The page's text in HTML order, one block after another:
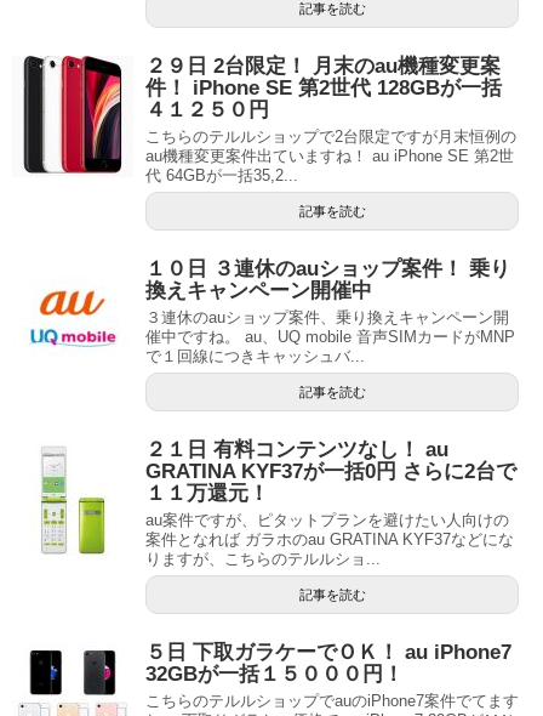
記事を読む
２９日 2台限定！ 月末のau機種変更案
件！ iPhone SE 第2世代 128GBが一括
４１２５０円
こちらのテルルショップで2台限定ですが月末恒例の
au機種変更案件出ていますね！ au iPhone SE 第2世
代 64GBが一括35,2...
記事を読む
１０日 ３連休のauショップ案件！ 乗り
換えキャンペーン開催中
３連休のauショップ案件、乗り換えキャンペーン開
催中ですね。 au、UQ mobile 音声SIMカードがMNP
で１回線につきキャッシュバ...
記事を読む
２１日 有料コンテンツなし！ au
GRATINA KYF37が一括0円 さらに2台で
１１万還元！
au案件ですが、ピタットプランを避けたい人向けの
案件となれば ガラホのau GRATINA KYF37などにな
りますが、こちらのテルルショ...
記事を読む
５日 下取ガラケーでＯＫ！ au iPhone7
32GBが一括１５０００円！
こちらのテルルショップでauのiPhone7案件でてます